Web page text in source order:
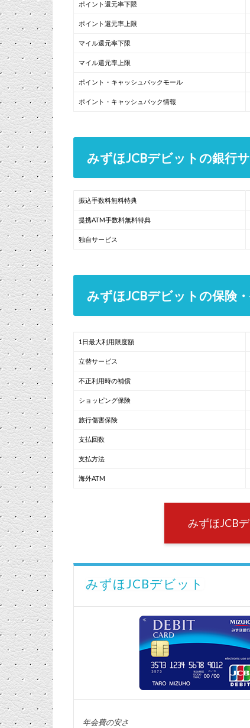
ポイント還元率下限
ポイント還元率上限
マイル還元率下限
マイル還元率上限
ポイント・キャッシュバックモール
ポイント・キャッシュバック情報
みずほJCBデビットの銀行
振込手数料無料特典
提携ATM手数料無料特典
独自サービス
みずほJCBデビットの保険
1日最大利用限度額
立替サービス
不正利用時の補償
ショッピング保険
旅行傷害保険
支払回数
支払方法
海外ATM
みずほJCB
みずほJCBデビット
年会費の安さ